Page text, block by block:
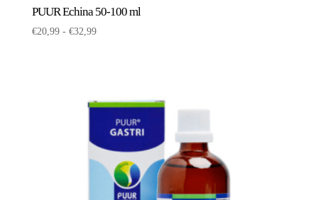
PUUR Echina 50-100 ml
€20,99 - €32,99Prijsklasse: